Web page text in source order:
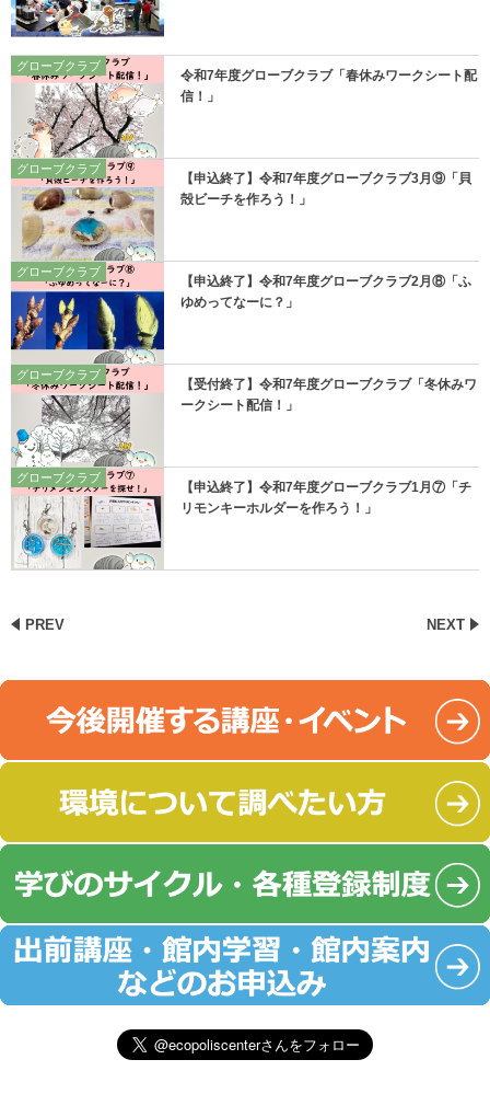
グローブクラブ
令和7年度グローブクラブ「春休みワークシート配
信！」
グローブクラブ
【申込終了】令和7年度グローブクラブ3月⑨「貝
殻ビーチを作ろう！」
グローブクラブ
【申込終了】令和7年度グローブクラブ2月⑧「ふ
ゆめってなーに？」
グローブクラブ
【受付終了】令和7年度グローブクラブ「冬休みワ
ークシート配信！」
グローブクラブ
【申込終了】令和7年度グローブクラブ1月⑦「チ
リモンキーホルダーを作ろう！」
PREV NEXT